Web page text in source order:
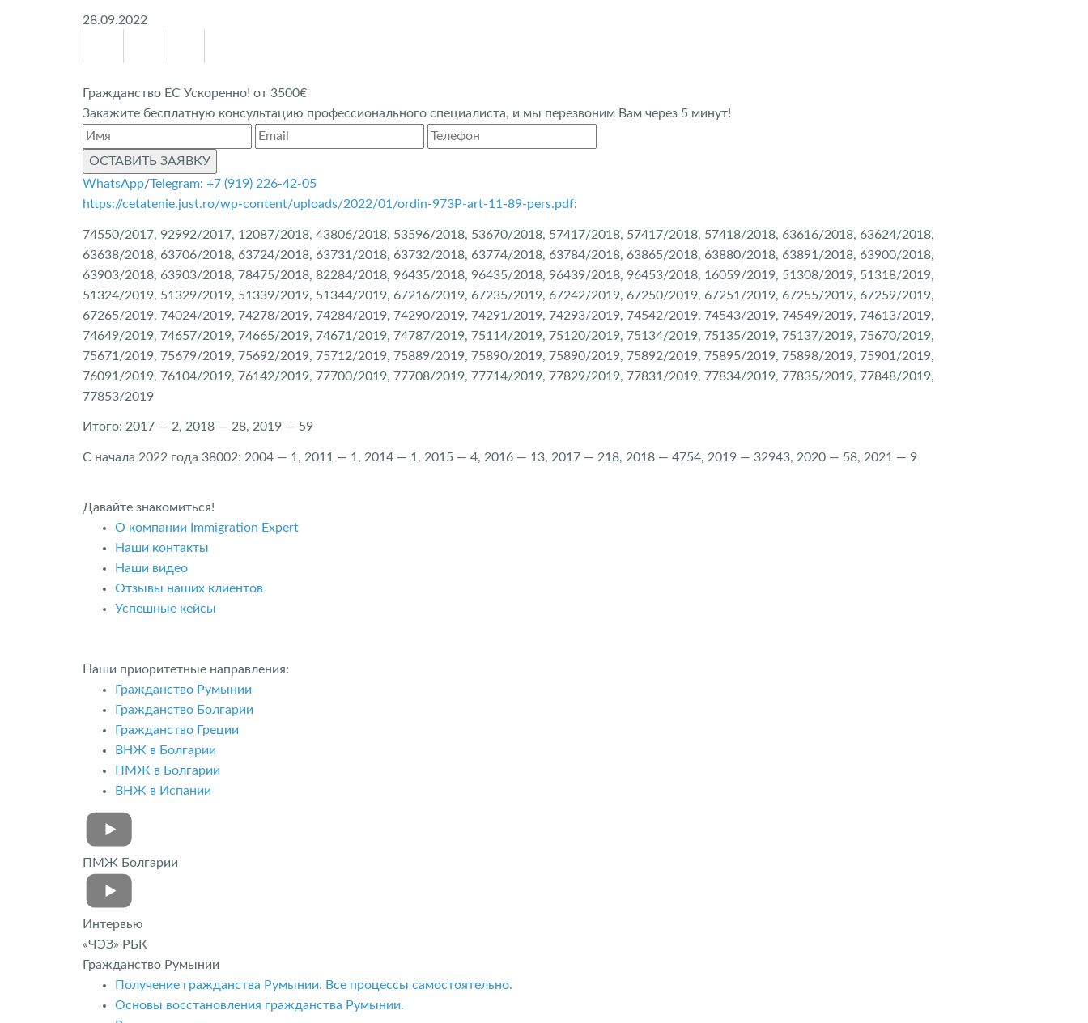
28.09.2022
Гражданство ЕС Ускоренно! от 3500€
Закажите бесплатную консультацию профессионального специалиста, и мы перезвоним Вам через 5 минут!
ОСТАВИТЬ ЗАЯВКУ
WhatsApp/Telegram: +7 (919) 226-42-05
https://cetatenie.just.ro/wp-content/uploads/2022/01/ordin-973P-art-11-89-pers.pdf:
74550/2017, 92992/2017, 12087/2018, 43806/2018, 53596/2018, 53670/2018, 57417/2018, 57417/2018, 57418/2018, 63616/2018, 63624/2018,
63638/2018, 63706/2018, 63724/2018, 63731/2018, 63732/2018, 63774/2018, 63784/2018, 63865/2018, 63880/2018, 63891/2018, 63900/2018,
63903/2018, 63903/2018, 78475/2018, 82284/2018, 96435/2018, 96435/2018, 96439/2018, 96453/2018, 16059/2019, 51308/2019, 51318/2019,
51324/2019, 51329/2019, 51339/2019, 51344/2019, 67216/2019, 67235/2019, 67242/2019, 67250/2019, 67251/2019, 67255/2019, 67259/2019,
67265/2019, 74024/2019, 74278/2019, 74284/2019, 74290/2019, 74291/2019, 74293/2019, 74542/2019, 74543/2019, 74549/2019, 74613/2019,
74649/2019, 74657/2019, 74665/2019, 74671/2019, 74787/2019, 75114/2019, 75120/2019, 75134/2019, 75135/2019, 75137/2019, 75670/2019,
75671/2019, 75679/2019, 75692/2019, 75712/2019, 75889/2019, 75890/2019, 75890/2019, 75892/2019, 75895/2019, 75898/2019, 75901/2019,
76091/2019, 76104/2019, 76142/2019, 77700/2019, 77708/2019, 77714/2019, 77829/2019, 77831/2019, 77834/2019, 77835/2019, 77848/2019,
77853/2019
Итого: 2017 — 2, 2018 — 28, 2019 — 59
С начала 2022 года 38002: 2004 — 1, 2011 — 1, 2014 — 1, 2015 — 4, 2016 — 13, 2017 — 218, 2018 — 4754, 2019 — 32943, 2020 — 58, 2021 — 9
Давайте знакомиться!
О компании Immigration Expert
Наши контакты
Наши видео
Отзывы наших клиентов
Успешные кейсы
Наши приоритетные направления:
Гражданство Румынии
Гражданство Болгарии
Гражданство Греции
ВНЖ в Болгарии
ПМЖ в Болгарии
ВНЖ в Испании
ПМЖ Болгарии
Интервью
«ЧЭЗ» РБК
Гражданство Румынии
Получение гражданства Румынии. Все процессы самостоятельно.
Основы восстановления гражданства Румынии.